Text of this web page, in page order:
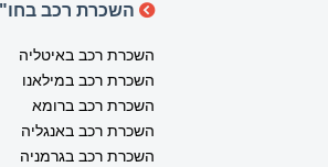
השכרת רכב
השכרת רכב באיטליה
השכרת רכב במילאנו
השכרת רכב ברומא
השכרת רכב באנגליה
השכרת רכב בגרמניה